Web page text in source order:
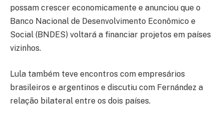
possam crescer economicamente e anunciou que o
Banco Nacional de Desenvolvimento Econômico e
Social (BNDES) voltará a financiar projetos em países
vizinhos.
Lula também teve encontros com empresários
brasileiros e argentinos e discutiu com Fernández a
relação bilateral entre os dois países.